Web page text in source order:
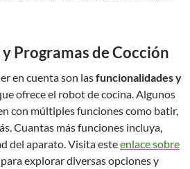
Programas de Cocción
en cuenta son lasfuncionalidades y
ofrece el robot de cocina. Algunos
con múltiples funciones como batir,
Cuantas más funciones incluya,
del aparato. Visita esteenlace sobre
para explorar diversas opciones y